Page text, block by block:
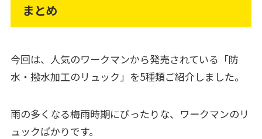
まとめ
今回は、人気のワークマンから発売されている「防
水・撥水加工のリュック」を5種類ご紹介しました。
雨の多くなる梅雨時期にぴったりな、ワークマンのリ
ュックばかりです。